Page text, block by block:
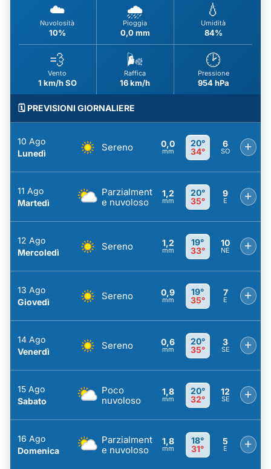
☁️
Nuvolosità
10%
🌧️
Pioggia
0,0 mm
💧
Umidità
84%
💨
Vento
1 km/h SO
🌬️
Raffica
16 km/h
🕑
Pressione
954 hPa
🗓️ PREVISIONI GIORNALIERE
10 Ago
Lunedì
Sereno 0,0
mm
20°
34°
6
SO +
11 Ago
Martedì
Parzialment
e nuvoloso
1,2
mm
20°
35°
9
E +
12 Ago
Mercoledì
Sereno 1,2
mm
19°
33°
10
NE +
13 Ago
Giovedì
Sereno 0,9
mm
19°
35°
7
E +
14 Ago
Venerdì
Sereno 0,6
mm
20°
35°
3
SE +
15 Ago
Sabato
Poco
nuvoloso
1,8
mm
20°
32°
12
SE +
16 Ago
Domenica
Parzialment
e nuvoloso
1,8
mm
18°
31°
5
E +